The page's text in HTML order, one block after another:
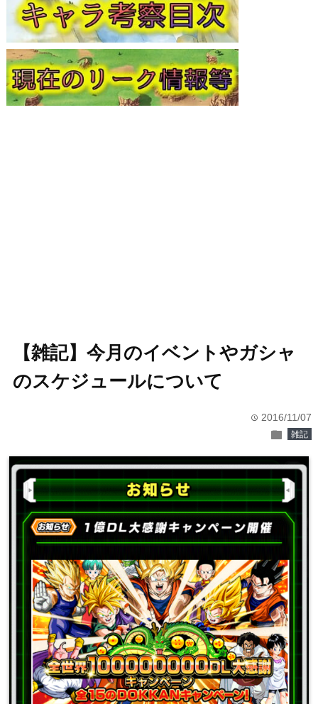
【雑記】今月のイベントやガシャ
のスケジュールについて
time 2016/11/07
folder 雑記